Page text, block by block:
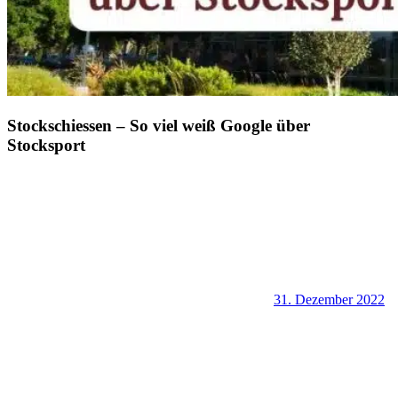
Stockschiessen – So viel weiß Google über
Stocksport
31. Dezember 2022